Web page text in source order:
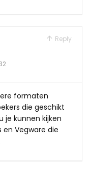
Reply
formaten
die geschikt
je kunnen kijken
Vegware die